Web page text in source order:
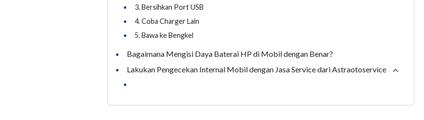
•
3. Bersihkan Port USB
•
4. Coba Charger Lain
•
5. Bawa ke Bengkel
• Bagaimana Mengisi Daya Baterai HP di Mobil dengan Benar?
• Lakukan Pengecekan Internal Mobil dengan Jasa Service dari Astraotoservice Collapse
•